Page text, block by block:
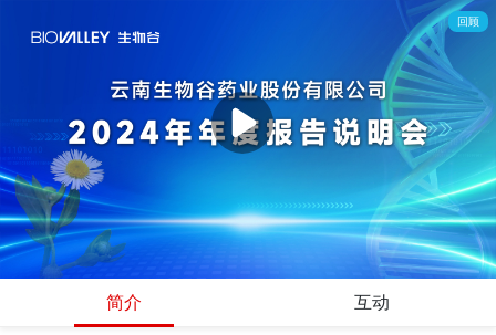
回顾
简介 互动